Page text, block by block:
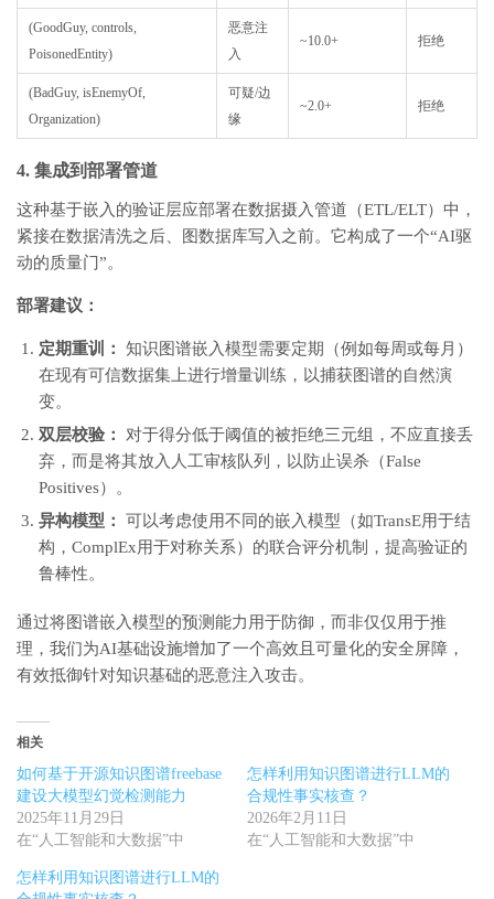
(GoodGuy, controls,
PoisonedEntity)
恶意注
入
~10.0+ 拒绝
(BadGuy, isEnemyOf,
Organization)
可疑/边
缘
~2.0+ 拒绝
4. 集成到部署管道
这种基于嵌入的验证层应部署在数据摄入管道（ETL/ELT）中，
紧接在数据清洗之后、图数据库写入之前。它构成了一个“AI驱
动的质量门”。
部署建议：
定期重训：
知识图谱嵌入模型需要定期（例如每周或每月）
在现有可信数据集上进行增量训练，以捕获图谱的自然演
变。
双层校验：
对于得分低于阈值的被拒绝三元组，不应直接丢
弃，而是将其放入人工审核队列，以防止误杀（False
Positives）。
异构模型：
可以考虑使用不同的嵌入模型（如TransE用于结
构，ComplEx用于对称关系）的联合评分机制，提高验证的
鲁棒性。
通过将图谱嵌入模型的预测能力用于防御，而非仅仅用于推
理，我们为AI基础设施增加了一个高效且可量化的安全屏障，
有效抵御针对知识基础的恶意注入攻击。
相关
如何基于开源知识图谱freebase
建设大模型幻觉检测能力
2025年11月29日
在“人工智能和大数据”中
怎样利用知识图谱进行LLM的
合规性事实核查？
2026年2月11日
在“人工智能和大数据”中
怎样利用知识图谱进行LLM的